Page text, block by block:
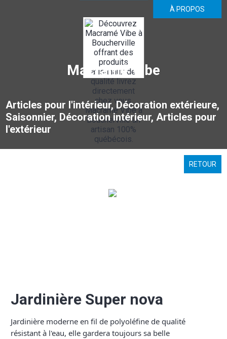
Macramé Vibe
Articles pour l'intérieur, Décoration extérieure,
Saisonnier, Décoration intérieur, Articles pour
l'extérieur
À PROPOS
RETOUR
Jardinière Super nova
Jardinière moderne en fil de polyoléfine de qualité
résistant à l'eau, elle gardera toujours sa belle